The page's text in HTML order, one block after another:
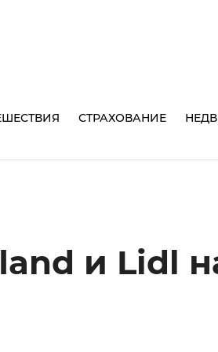
СТРАХОВАНИЕ
и Lidl